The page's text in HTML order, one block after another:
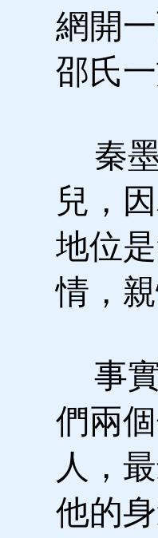
網開
邵氏
秦墨
兒，
地位
情，
事實
們兩
人，
他的